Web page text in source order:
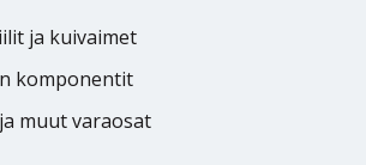
ja kuivaimet
komponentit
muut varaosat